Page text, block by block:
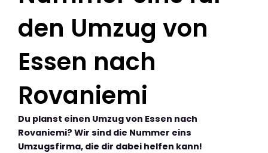
den Umzug von
Essen nach
Rovaniemi
Du planst einen Umzug von Essen nach
Rovaniemi? Wir sind die Nummer eins
Umzugsfirma, die dir dabei helfen kann!